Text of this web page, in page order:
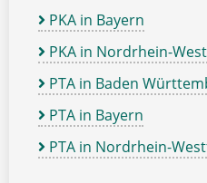
PKA in Bayern
PKA in Nordrhein-
PTA in Baden
PTA in Bayern
PTA in Nordrhein-